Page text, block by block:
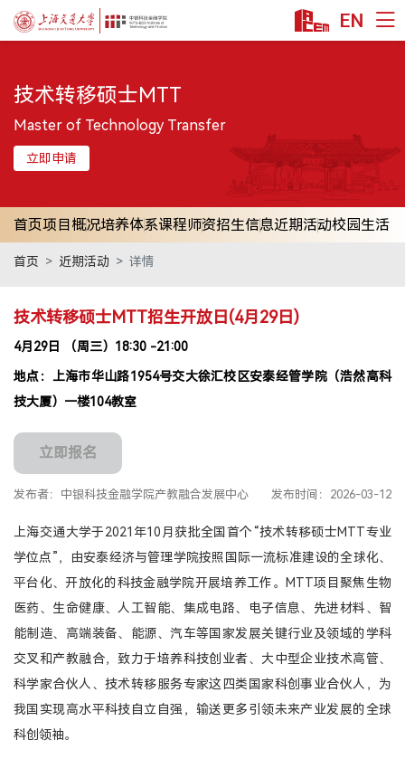
课程项目
技术转移硕士MTT
科技金融MBA
金融硕士MF
公益项目
教授/研究
双聘师资
行业师资
学术洞见
交叉科研
产教融合
生态活动
实训基地
联合研究
合作案例
教育捐赠
学院介绍
领导寄语
组织架构
媒体聚焦
EN
技术转移硕士MTT
Master of Technology Transfer
立即申请
首页项目概况培养体系课程师资招生信息近期活动校园生活
首页 近期活动 详情
技术转移硕士MTT招生开放日(4月29日)
4月29日 （周三）18:30 -21:00
地点：上海市华山路1954号交大徐汇校区安泰经管学院（浩然高科
技大厦）一楼104教室
立即报名
发布者：中银科技金融学院产教融合发展中心 发布时间：2026-03-12
上海交通大学于2021年10月获批全国首个“技术转移硕士MTT专业
学位点”，由安泰经济与管理学院按照国际一流标准建设的全球化、
平台化、开放化的科技金融学院开展培养工作。MTT项目聚焦生物
医药、生命健康、人工智能、集成电路、电子信息、先进材料、智
能制造、高端装备、能源、汽车等国家发展关键行业及领域的学科
交叉和产教融合，致力于培养科技创业者、大中型企业技术高管、
科学家合伙人、技术转移服务专家这四类国家科创事业合伙人，为
我国实现高水平科技自立自强，输送更多引领未来产业发展的全球
科创领袖。